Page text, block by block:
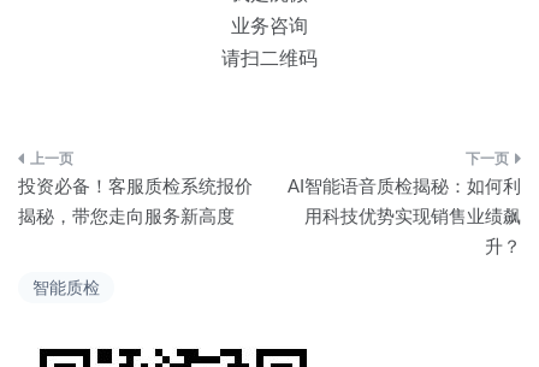
智能质检
业务咨询
请扫二维码
文
章
投资必备！客服质检系统报价
揭秘，带您走向服务新高度
AI智能语音质检揭秘：如何利
用科技优势实现销售业绩飙
升？